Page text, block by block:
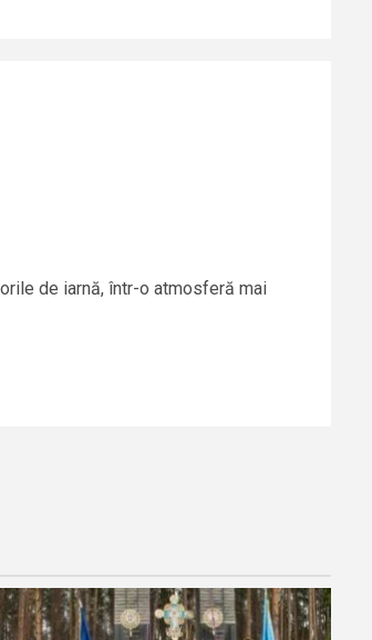
de iarnă, într-o atmosferă mai